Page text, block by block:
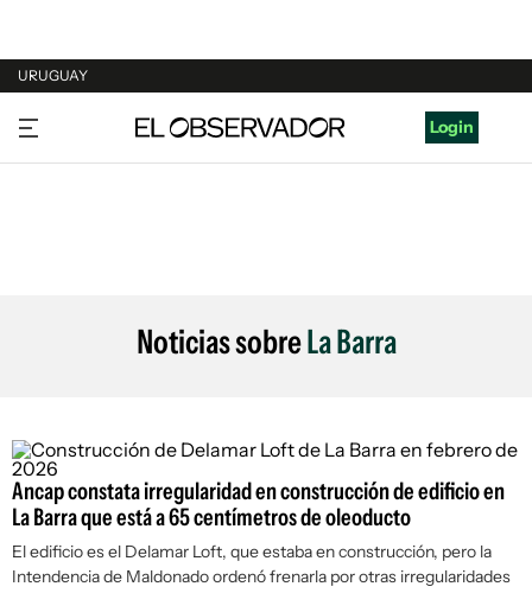
URUGUAY
URUGUAY
ARGENTINA
Login
Noticias sobreLa Barra
Ancap constata irregularidad en construcción de edificio en
La Barra que está a 65 centímetros de oleoducto
El edificio es el Delamar Loft, que estaba en construcción, pero la
Intendencia de Maldonado ordenó frenarla por otras irregularidades